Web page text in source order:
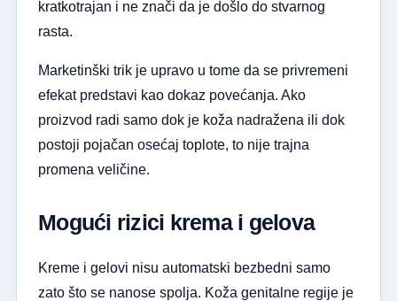
kratkotrajan i ne znači da je došlo do stvarnog
rasta.
Marketinški trik je upravo u tome da se privremeni
efekat predstavi kao dokaz povećanja. Ako
proizvod radi samo dok je koža nadražena ili dok
postoji pojačan osećaj toplote, to nije trajna
promena veličine.
Mogući rizici krema i gelova
Kreme i gelovi nisu automatski bezbedni samo
zato što se nanose spolja. Koža genitalne regije je